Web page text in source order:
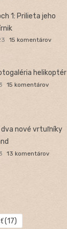
1: Prilieta jeho
15 komentárov
helikoptér
15 komentárov
dva nové vrtuľníky
13 komentárov
(17)